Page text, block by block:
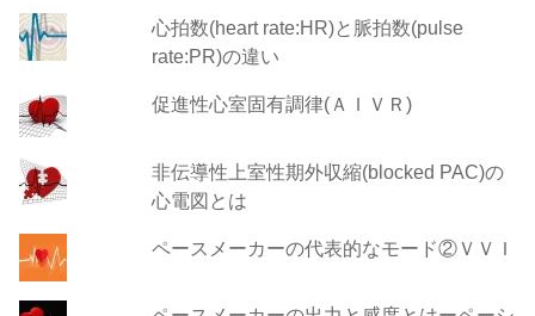
心拍数(heart rate:HR)と脈拍数(pulse
rate:PR)の違い
促進性心室固有調律(ＡＩＶＲ)
非伝導性上室性期外収縮(blocked PAC)の
心電図とは
ペースメーカーの代表的なモード②ＶＶＩ